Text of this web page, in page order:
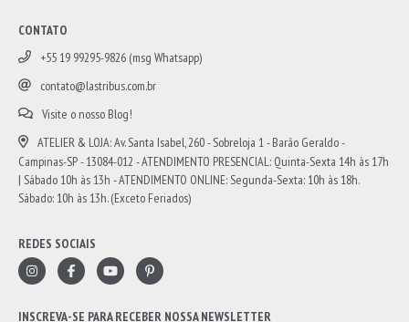
CONTATO
+55 19 99295-9826 (msg Whatsapp)
contato@lastribus.com.br
Visite o nosso Blog!
ATELIER & LOJA: Av. Santa Isabel, 260 - Sobreloja 1 - Barão Geraldo -
Campinas-SP - 13084-012 - ATENDIMENTO PRESENCIAL: Quinta-Sexta 14h às 17h
| Sábado 10h às 13h - ATENDIMENTO ONLINE: Segunda-Sexta: 10h às 18h.
Sábado: 10h às 13h. (Exceto Feriados)
REDES SOCIAIS
INSCREVA-SE PARA RECEBER NOSSA NEWSLETTER